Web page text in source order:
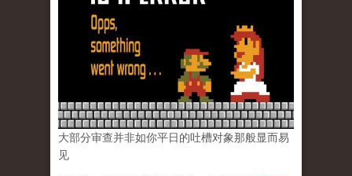
大部分审查并非如你平日的吐槽对象那般显而易
见